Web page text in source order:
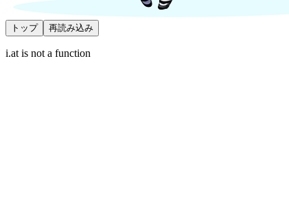
トップ 再読み込み
i.at is not a function